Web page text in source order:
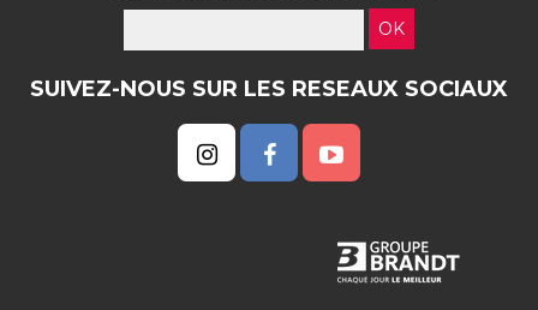
OK
SUIVEZ-NOUS SUR LES RESEAUX SOCIAUX